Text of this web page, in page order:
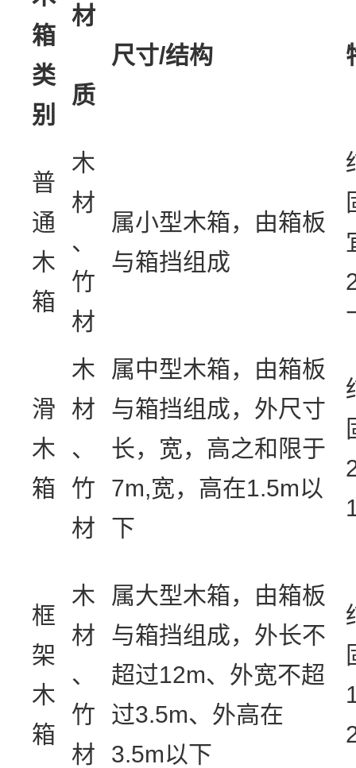
箱
类
别
材
质
尺寸/结构
普
通
木
箱
木
材
、
竹
材
属小型木箱，由箱板
与箱挡组成
滑
木
箱
木
材
、
竹
材
属中型木箱，由箱板
与箱挡组成，外尺寸
长，宽，高之和限于
7m,宽，高在1.5m以
下
框
架
木
箱
木
材
、
竹
材
属大型木箱，由箱板
与箱挡组成，外长不
超过12m、外宽不超
过3.5m、外高在
3.5m以下